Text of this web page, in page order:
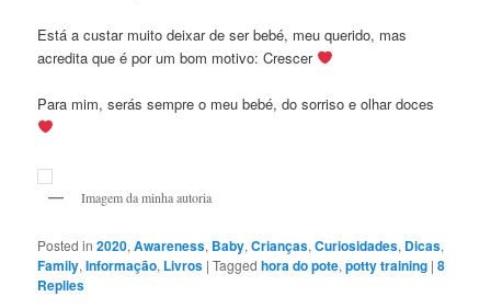
Está a custar muito deixar de ser bebé, meu querido, mas
acredita que é por um bom motivo: Crescer
Para mim, serás sempre o meu bebé, do sorriso e olhar doces
Imagem da minha autoria
Posted in 2020,Awareness, Baby,Crianças,Curiosidades, Dicas,
Family,Informação, Livros |Tagged hora do pote,potty training |8
Replies